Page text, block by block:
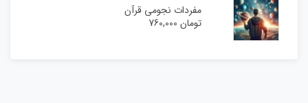
مفردات نجومی قرآن
تومان760,000